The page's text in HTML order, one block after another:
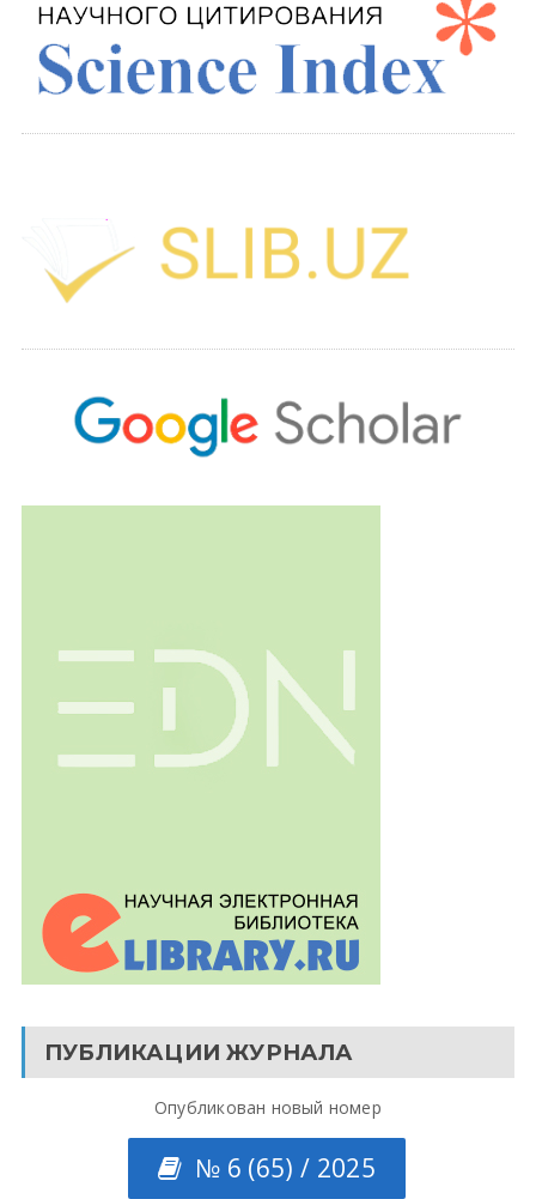
ПУБЛИКАЦИИ ЖУРНАЛА
Опубликован новый номер
№ 6 (65) / 2025